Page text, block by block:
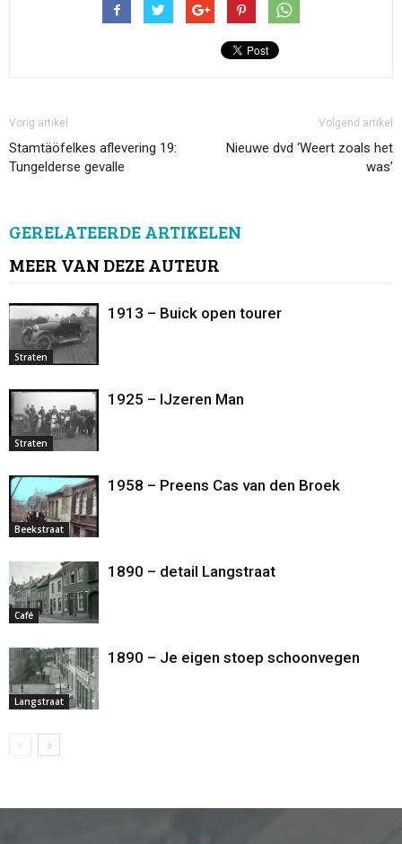
Vorig artikel
Stamtäöfelkes aflevering 19:
Tungelderse gevalle
Volgend artikel
Nieuwe dvd ‘Weert zoals het
was’
GERELATEERDE ARTIKELEN
MEER VAN DEZE AUTEUR
Straten
1913 – Buick open tourer
Straten
1925 – IJzeren Man
Beekstraat
1958 – Preens Cas van den Broek
Café
1890 – detail Langstraat
Langstraat
1890 – Je eigen stoep schoonvegen